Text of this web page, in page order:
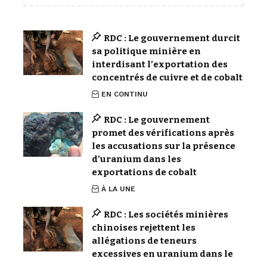
RDC : Le gouvernement durcit
sa politique minière en
interdisant l’exportation des
concentrés de cuivre et de cobalt
EN CONTINU
RDC : Le gouvernement
promet des vérifications après
les accusations sur la présence
d’uranium dans les
exportations de cobalt
À LA UNE
RDC : Les sociétés minières
chinoises rejettent les
allégations de teneurs
excessives en uranium dans le